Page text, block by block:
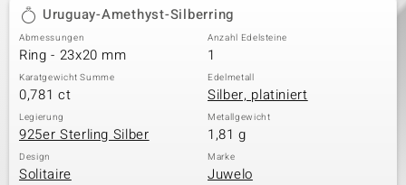
Uruguay-Amethyst-Silberring
Abmessungen
Ring - 23x20 mm
Anzahl Edelsteine
1
Karatgewicht Summe
0,781 ct
Edelmetall
Silber, platiniert
Legierung
925er Sterling Silber
Metallgewicht
1,81 g
Design
Solitaire
Marke
Juwelo